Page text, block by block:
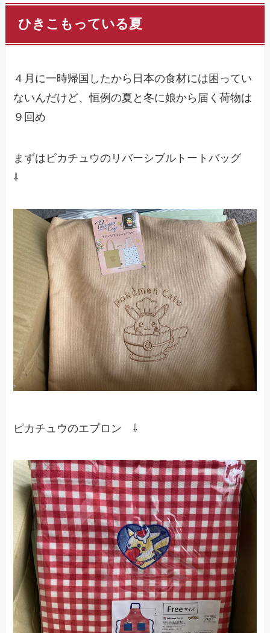
ひきこもっている夏
４月に一時帰国したから日本の食材には困ってい
ないんだけど、恒例の夏と冬に娘から届く荷物は
９回め
まずはピカチュウのリバーシブルトートバッグ
⇩
ピカチュウのエプロン ⇩